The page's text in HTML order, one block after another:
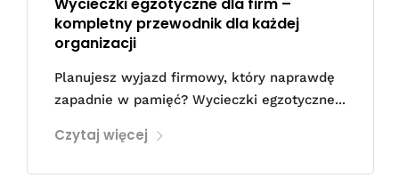
kompletny przewodnik dla każdej
organizacji
Planujesz wyjazd firmowy, który naprawdę
zapadnie w pamięć? Wycieczki egzotyczne...
Czytaj więcej